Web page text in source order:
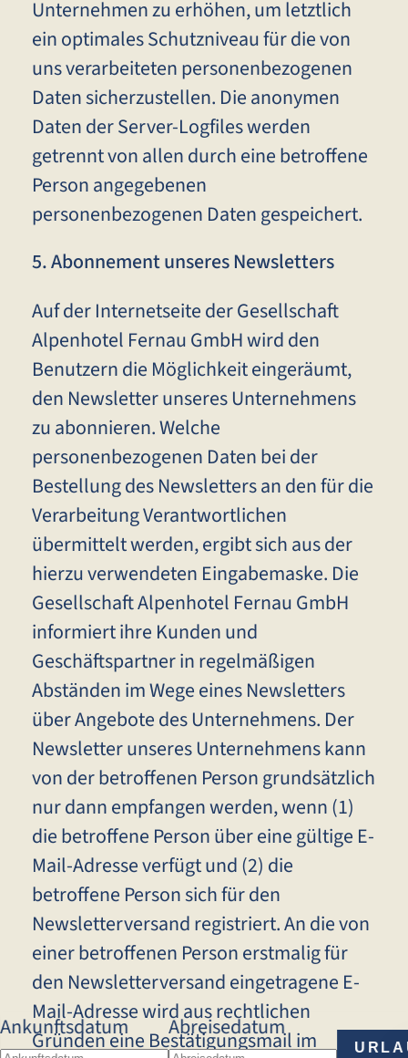
Ankunftsdatum Abreisedatum
Unternehmen zu erhöhen, um letztlich
ein optimales Schutzniveau für die von
uns verarbeiteten personenbezogenen
Daten sicherzustellen. Die anonymen
Daten der Server-Logfiles werden
getrennt von allen durch eine betroffene
Person angegebenen
personenbezogenen Daten gespeichert.
5. Abonnement unseres Newsletters
Auf der Internetseite der Gesellschaft
Alpenhotel Fernau GmbH wird den
Benutzern die Möglichkeit eingeräumt,
den Newsletter unseres Unternehmens
zu abonnieren. Welche
personenbezogenen Daten bei der
Bestellung des Newsletters an den für die
Verarbeitung Verantwortlichen
übermittelt werden, ergibt sich aus der
hierzu verwendeten Eingabemaske. Die
Gesellschaft Alpenhotel Fernau GmbH
informiert ihre Kunden und
Geschäftspartner in regelmäßigen
Abständen im Wege eines Newsletters
über Angebote des Unternehmens. Der
Newsletter unseres Unternehmens kann
von der betroffenen Person grundsätzlich
nur dann empfangen werden, wenn (1)
die betroffene Person über eine gültige E-
Mail-Adresse verfügt und (2) die
betroffene Person sich für den
Newsletterversand registriert. An die von
einer betroffenen Person erstmalig für
den Newsletterversand eingetragene E-
Mail-Adresse wird aus rechtlichen
Gründen eine Bestätigungsmail im